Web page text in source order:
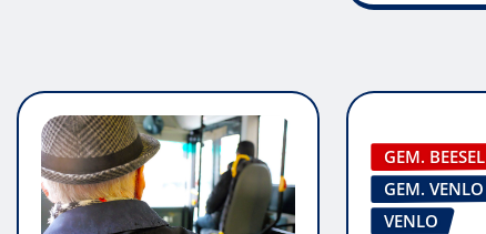
GEM. BEESEL
GEM. VENLO
VENLO